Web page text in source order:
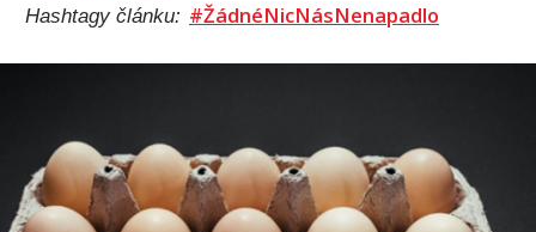
Hashtagy článku: #ŽádnéNicNásNenapadlo